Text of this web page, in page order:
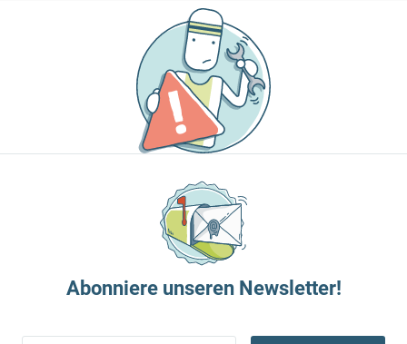
Abonniere unseren Newsletter!